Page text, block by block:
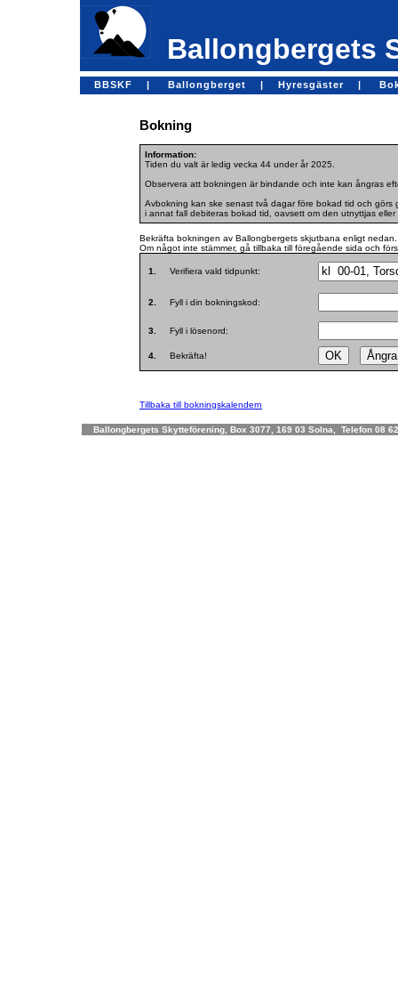
Ballongbergets
BBSKF | Ballongberget | Hyresgäster |
Bokning
Information:
Tiden du valt är ledig vecka 44 under år 2025.
Observera att bokningen är bindande och inte kan ångras
Avbokning kan ske senast två dagar före bokad tid och görs
i annat fall debiteras bokad tid, oavsett om den utnyttjas eller
Bekräfta bokningen av Ballongbergets skjutbana enligt nedan.
Om något inte stämmer, gå tillbaka till föregående sida och
1. Verifiera vald tidpunkt:
2. Fyll i din bokningskod:
3. Fyll i lösenord:
4. Bekräfta!
Tillbaka till bokningskalendern
Ballongbergets Skytteförening, Box 3077, 169 03 Solna, Telefon 08